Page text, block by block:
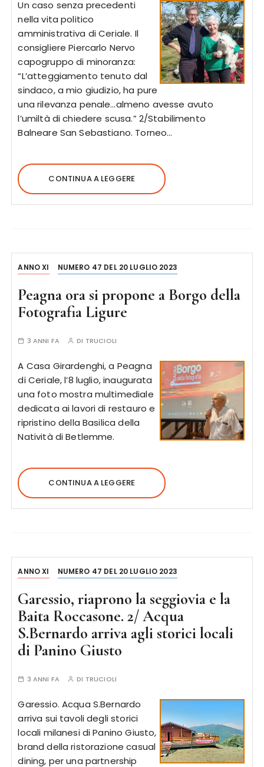
Un caso senza precedenti
nella vita politico
amministrativa di Ceriale. Il
consigliere Piercarlo Nervo
capogruppo di minoranza:
“L’atteggiamento tenuto dal
sindaco, a mio giudizio, ha pure
una rilevanza penale…almeno avesse avuto
l’umiltà di chiedere scusa.” 2/Stabilimento
Balneare San Sebastiano. Torneo…
CONTINUA A LEGGERE
ANNO XI NUMERO 47 DEL 20 LUGLIO 2023
Peagna ora si propone a Borgo della
Fotografia Ligure
3 ANNI FA DI TRUCIOLI
A Casa Girardenghi, a Peagna
di Ceriale, l’8 luglio, inaugurata
una foto mostra multimediale
dedicata ai lavori di restauro e
ripristino della Basilica della
Natività di Betlemme.
CONTINUA A LEGGERE
ANNO XI NUMERO 47 DEL 20 LUGLIO 2023
Garessio, riaprono la seggiovia e la
Baita Roccasone. 2/ Acqua
S.Bernardo arriva agli storici locali
di Panino Giusto
3 ANNI FA DI TRUCIOLI
Garessio. Acqua S.Bernardo
arriva sui tavoli degli storici
locali milanesi di Panino Giusto,
brand della ristorazione casual
dining, per una partnership